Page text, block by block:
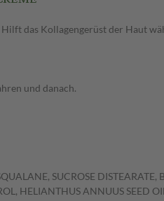
das Kollagengerüst der Haut
und danach.
SUCROSE DISTEARATE,
HELIANTHUS ANNUUS SEED